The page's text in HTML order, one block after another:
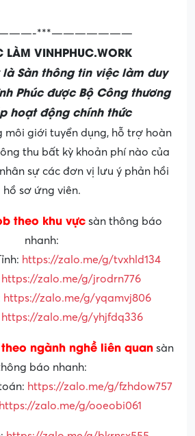
***———————
LÀM VINHPHUC.WORK
là Sàn thông tin việc làm duy
Phúc được Bộ Công thương
hoạt động chính thức
môi giới tuyển dụng, hỗ trợ hoàn
thu bất kỳ khoản phí nào của
sự các đơn vị lưu ý phản hồi
hồ sơ ứng viên.
theo khu vựcsàn thông báo
nhanh:
https://zalo.me/g/tvxhld134
https://zalo.me/g/jrodrn776
https://zalo.me/g/yqamvj806
https://zalo.me/g/yhjfdq336
ngành nghề liên quan sàn
báo nhanh:
https://zalo.me/g/fzhdow757
https://zalo.me/g/ooeobi061